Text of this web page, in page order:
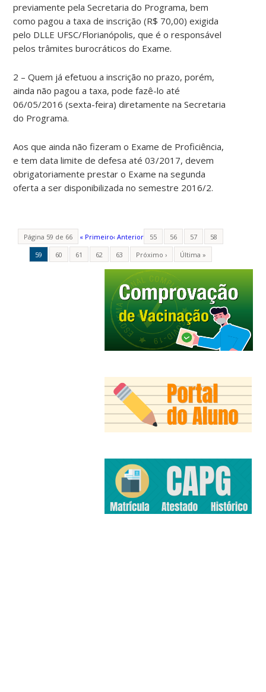
previamente pela Secretaria do Programa, bem
como pagou a taxa de inscrição (R$ 70,00) exigida
pelo DLLE UFSC/Florianópolis, que é o responsável
pelos trâmites burocráticos do Exame.
2 – Quem já efetuou a inscrição no prazo, porém,
ainda não pagou a taxa, pode fazê-lo até
06/05/2016 (sexta-feira) diretamente na Secretaria
do Programa.
Aos que ainda não fizeram o Exame de Proficiência,
e tem data limite de defesa até 03/2017, devem
obrigatoriamente prestar o Exame na segunda
oferta a ser disponibilizada no semestre 2016/2.
Página 59 de 66 « Primeiro‹ Anterior 55 56 57
58
59
60 61 62 63 Próximo › Última »